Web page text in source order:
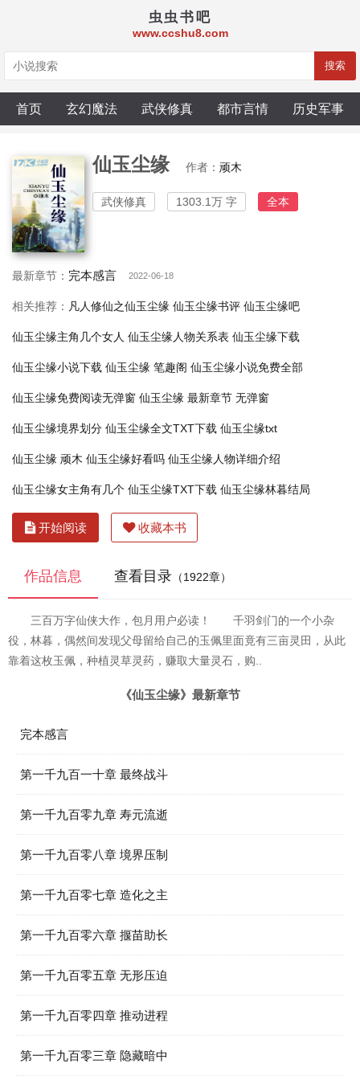
虫虫书吧
www.ccshu8.com
搜索
首页 玄幻魔法 武侠修真 都市言情 历史军事
仙玉尘缘 作者： 顽木
武侠修真 1303.1万 字 全本
最新章节： 完本感言 2022-06-18
相关推荐： 凡人修仙之仙玉尘缘 仙玉尘缘书评 仙玉尘缘吧
仙玉尘缘主角几个女人 仙玉尘缘人物关系表 仙玉尘缘下载
仙玉尘缘小说下载 仙玉尘缘 笔趣阁 仙玉尘缘小说免费全部
仙玉尘缘免费阅读无弹窗 仙玉尘缘 最新章节 无弹窗
仙玉尘缘境界划分 仙玉尘缘全文TXT下载 仙玉尘缘txt
仙玉尘缘 顽木 仙玉尘缘好看吗 仙玉尘缘人物详细介绍
仙玉尘缘女主角有几个 仙玉尘缘TXT下载 仙玉尘缘林暮结局
开始阅读 收藏本书
作品信息 查看目录 （1922章）
三百万字仙侠大作，包月用户必读！ 千羽剑门的一个小杂
役，林暮，偶然间发现父母留给自己的玉佩里面竟有三亩灵田，从此
靠着这枚玉佩，种植灵草灵药，赚取大量灵石，购..
《仙玉尘缘》最新章节
完本感言
第一千九百一十章 最终战斗
第一千九百零九章 寿元流逝
第一千九百零八章 境界压制
第一千九百零七章 造化之主
第一千九百零六章 揠苗助长
第一千九百零五章 无形压迫
第一千九百零四章 推动进程
第一千九百零三章 隐藏暗中